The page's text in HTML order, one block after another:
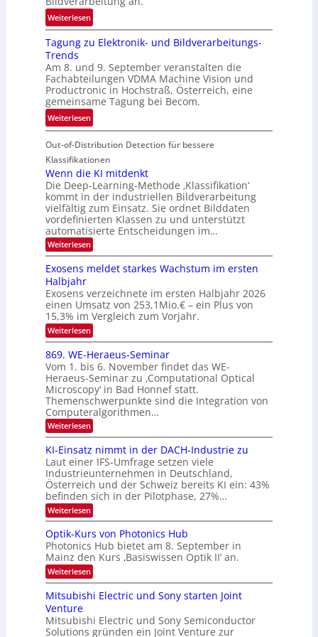
M
ö
g
l
c
h
k
e
i
n
e
h
e
r
i
n
V
I
S
I
O
N
T
e
c
h
T
a
k
s
Weiterlesen:
G
u
d
e
d
T
o
r
e
n
a
u
f
d
e
r
V
S
I
O
N
2
0
2
6
Tagung zu Elektronik- und Bildverarbeitungs-
Trends
Am 8. und 9. September veranstalten die
Fachabteilungen VDMA Machine Vision und
Productronic in Hochstraß, Österreich, eine
gemeinsame Tagung bei Becom.
Weiterlesen:
T
a
g
u
n
g
z
u
E
l
e
t
r
o
n
k
-
u
n
d
B
i
l
d
v
e
r
a
r
b
e
i
n
g
Out-of-Distribution Detection für bessere
Klassifikationen
Wenn die KI mitdenkt
Die Deep-Learning-Methode ‚Klassifikation‘
kommt in der industriellen Bildverarbeitung
vielfältig zum Einsatz. Sie ordnet Bilddaten
vordefinierten Klassen zu und unterstützt
automatisierte Entscheidungen im…
Weiterlesen:
W
n
d
i
e
K
I
m
i
t
d
e
n
k
t
Exosens meldet starkes Wachstum im ersten
Halbjahr
Exosens verzeichnete im ersten Halbjahr 2026
einen Umsatz von 253,1Mio.€ – ein Plus von
15,3% im Vergleich zum Vorjahr.
Weiterlesen:
E
x
o
s
e
n
s
m
e
l
d
e
t
s
t
a
r
k
e
W
a
c
h
s
u
i
m
869. WE-Heraeus-Seminar
Vom 1. bis 6. November findet das WE-
Heraeus-Seminar zu ‚Computational Optical
Microscopy‘ in Bad Honnef statt.
Themenschwerpunkte sind die Integration von
Computeralgorithmen…
Weiterlesen:
8
9
.
W
E
-
H
e
r
a
e
u
s
-
S
e
n
a
KI-Einsatz nimmt in der DACH-Industrie zu
Laut einer IFS-Umfrage setzen viele
Industrieunternehmen in Deutschland,
Österreich und der Schweiz bereits KI ein: 43%
befinden sich in der Pilotphase, 27%…
Weiterlesen:
K
-
E
i
n
s
t
n
Optik-Kurs von Photonics Hub
Photonics Hub bietet am 8. September in
Mainz den Kurs ‚Basiswissen Optik II‘ an.
Weiterlesen:
O
p
t
k
-
Mitsubishi Electric und Sony starten Joint
Venture
Mitsubishi Electric und Sony Semiconductor
Solutions gründen ein Joint Venture zur